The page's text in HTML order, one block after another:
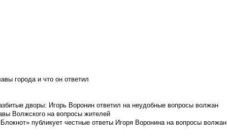
города и что он ответил
дворы: Игорь Воронин ответил на неудобные вопросы волжан
Волжского на вопросы жителей
публикует честные ответы Игоря Воронина на вопросы волжан